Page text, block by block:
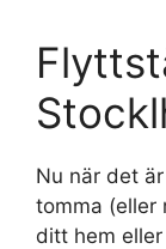
Nu när det
tomma (eller
ditt hem